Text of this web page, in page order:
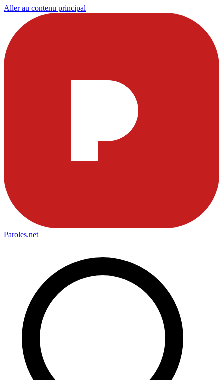
Aller au contenu principal
Paroles.net